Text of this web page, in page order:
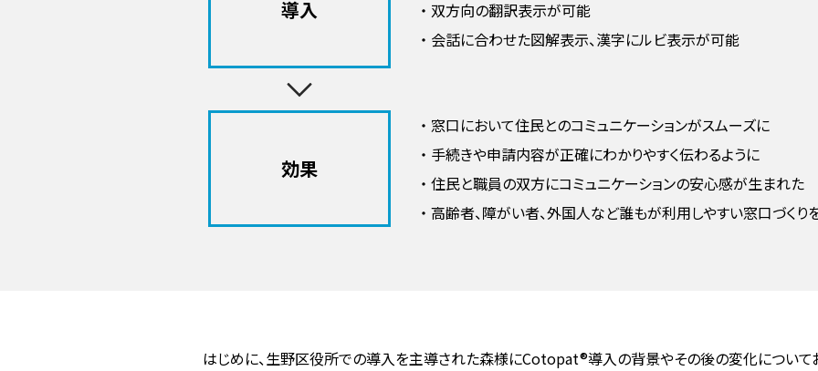
導入
・ 双方向の翻訳表示が可能
・ 会話に合わせた図解表示、漢字にルビ表示が可能
効果
・ 窓口において住民とのコミュニケーションがスムーズに
・ 手続きや申請内容が正確にわかりやすく伝わるように
・ 住民と職員の双方にコミュニケーションの安心感が生まれた
・ 高齢者、障がい者、外国人など誰もが利用しやすい窓口づくり
はじめに、生野区役所での導入を主導された森様にCotopat®導入の背景やその後の変化について